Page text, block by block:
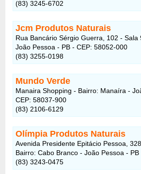
(83) 3245-6702
Jcm Produtos Naturais
Rua Bancário Sérgio Guerra, 102 - Sala
João Pessoa - PB - CEP: 58052-000
(83) 3255-0198
Mundo Verde
Manaira Shopping - Bairro: Manaíra -
CEP: 58037-900
(83) 2106-6129
Olímpia Produtos Naturais
Avenida Presidente Epitácio Pessoa,
Bairro: Cabo Branco - João Pessoa -
(83) 3243-0475